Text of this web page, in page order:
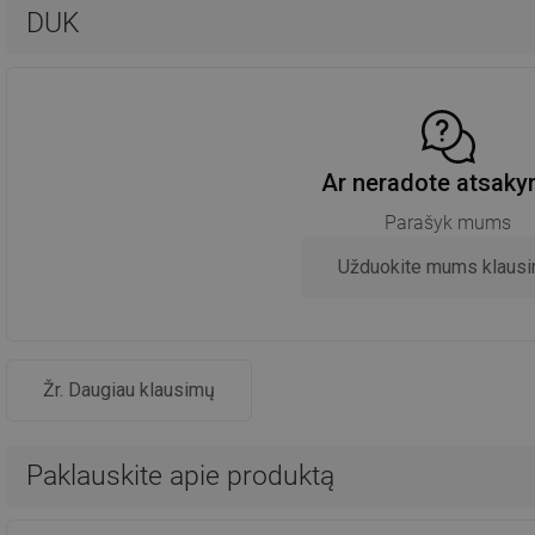
DUK
Ar neradote
Parašyk mums
Užduokite mums
Žr. Daugiau klausimų
Paklauskite apie produktą